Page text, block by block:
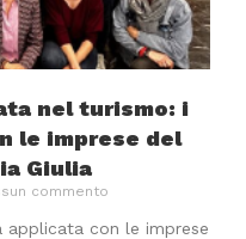
nel turismo: i
le imprese del
Giulia
commento
applicata con le imprese